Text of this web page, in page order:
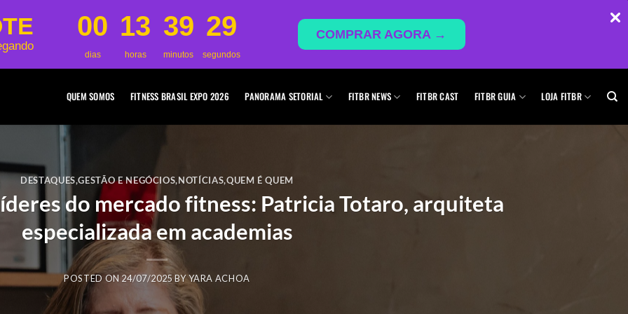
00
dias
13
horas
39
minutos
27
segundos
COMPRAR AGORA →
QUEM SOMOS FITNESS BRASIL EXPO 2026 PANORAMA SETORIAL FITBR NEWS FITBR CAST FITBR GUIA LOJA FITBR
DESTAQUES,GESTÃO E NEGÓCIOS,NOTÍCIAS,QUEM É QUEM
do mercado fitness: Patricia Totaro, arquiteta
especializada em academias
POSTED ON 24/07/2025BYYARA ACHOA